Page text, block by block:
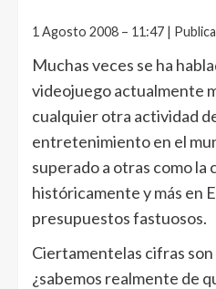
1 Agosto 2008 – 11:47 |
Muchas veces se ha
videojuego actualmente
cualquier otra actividad
entretenimiento en el
superado a otras como
históricamente y más en
presupuestos fastuosos.
Ciertamentelas cifras
¿sabemos realmente de